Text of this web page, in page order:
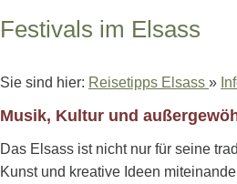
Festivals im Elsass
Sie sind hier: Reisetipps Elsass »
Musik, Kultur und
Das Elsass ist nicht nur für seine
Kunst und kreative Ideen